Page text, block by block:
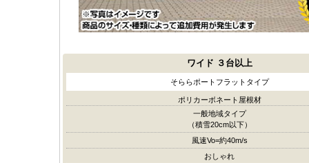
ワイド ３台以上
そららポートフラットタイプ
ポリカーボネート屋根材
一般地域タイプ
（積雪20cm以下）
風速Vo=約40m/s
おしゃれ